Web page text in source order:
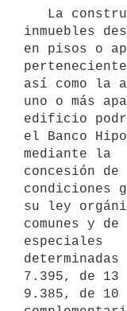
inmuebles
en pisos o
así como la
uno o más
edificio
el Banco
mediante la
concesión de
condiciones
su ley
comunes y
especiales
7.395, de
9.385, de 10